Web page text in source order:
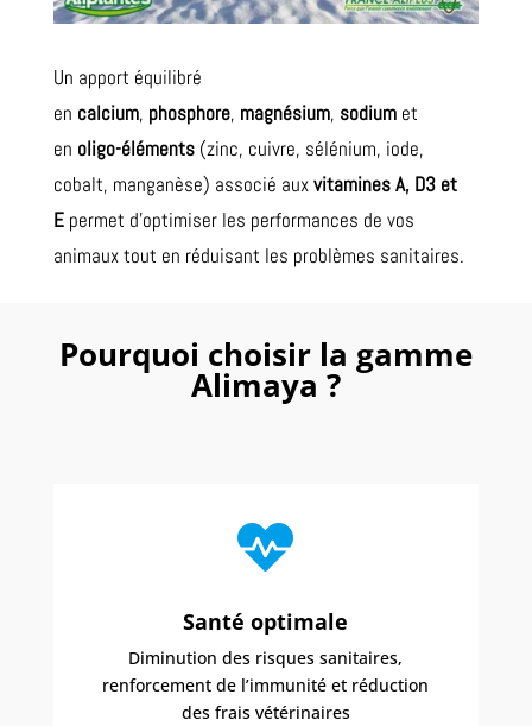
Un apport équilibré
en calcium, phosphore, magnésium, sodium et
en oligo-éléments (zinc, cuivre, sélénium, iode,
cobalt, manganèse) associé auxvitamines A, D3 et
E permet d’optimiser les performances de vos
animaux tout en réduisant les problèmes sanitaires.
Pourquoi choisir la gamme
Alimaya ?

Santé optimale
Diminution des risques sanitaires,
renforcement de l’immunité et réduction
des frais vétérinaires